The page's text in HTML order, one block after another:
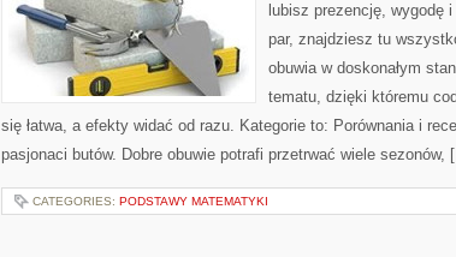
lubisz prezencję, wygodę
par, znajdziesz tu
obuwia w doskonałym
tematu, dzięki któremu
się łatwa, a efekty widać od razu. Kategorie to: Porównania i
pasjonaci butów. Dobre obuwie potrafi przetrwać wiele sezonów,
CATEGORIES: PODSTAWY MATEMATYKI